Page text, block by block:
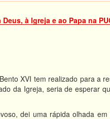
Deus, à Igreja e ao Papa na
XVI tem realizado para a
da Igreja, seria de esperar
dei uma rápida olhada